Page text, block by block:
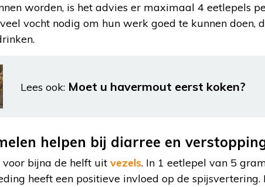
worden, is het advies er maximaal 4 eetlepels
vocht nodig om hun werk goed te kunnen doen,
Lees ook: Moet u havermout eerst koken?
helpen bij diarree en
voor bijna de helft uit vezels. In 1 eetlepel van 5
heeft een positieve invloed op de